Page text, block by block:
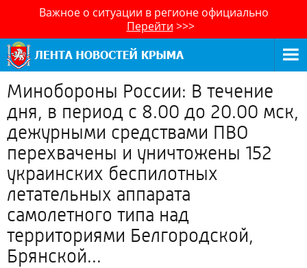
Важное о ситуации в регионе официально
Перейти >>>
Минобороны России: В течение
дня, в период с 8.00 до 20.00 мск,
дежурными средствами ПВО
перехвачены и уничтожены 152
украинских беспилотных
летательных аппарата
самолетного типа над
территориями Белгородской,
Брянской...